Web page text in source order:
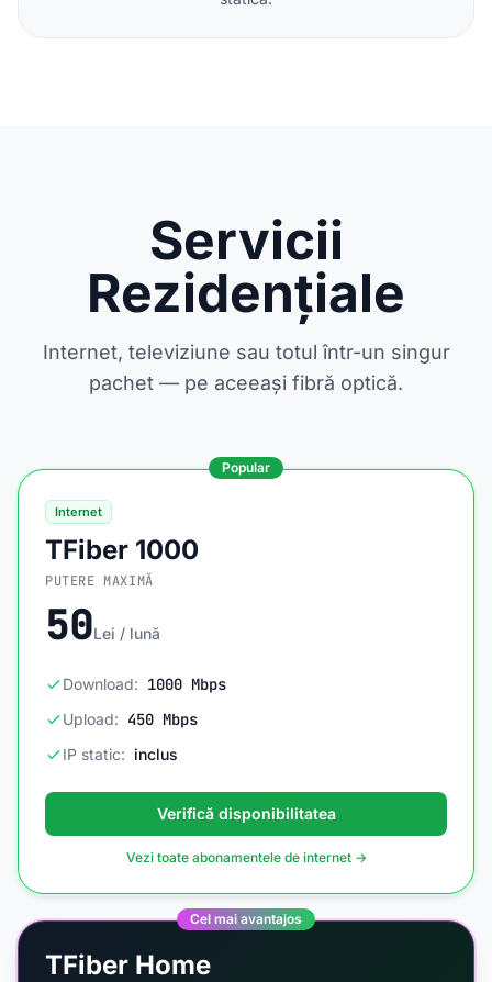
Servicii
Rezidențiale
Internet, televiziune sau totul într-un singur
pachet — pe aceeași fibră optică.
Popular
Internet
TFiber 1000
PUTERE MAXIMĂ
50Lei / lună
Download: 1000 Mbps
Upload: 450 Mbps
IP static: inclus
Verifică disponibilitatea
Vezi toate abonamentele de internet →
Cel mai avantajos
TFiber Home